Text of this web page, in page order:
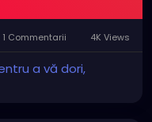
1 Commentarii 4K Views
a vă dori,